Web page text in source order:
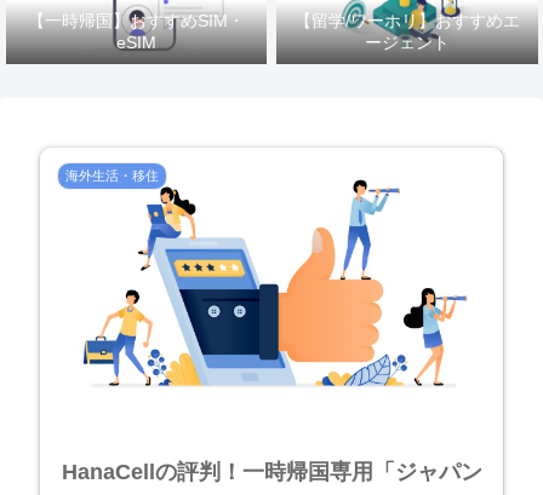
【一時帰国】おすすめSIM・
eSIM
【留学/ワーホリ】おすすめエ
ージェント
海外生活・移住
HanaCellの評判！一時帰国専用「ジャパン